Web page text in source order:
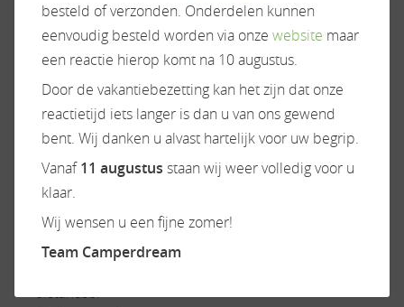
Onderstel/cabine
Achteruitrijcamera
Airbag(s)
Airco op motor
Audioinstallatie
Bestuurdersstoel hoogte
verstelbaar
Camera
afstandsb.
Radio/TV
Naviagtie
Televisiebeugel
besteld of verzonden. Onderdelen kunnen
eenvoudig besteld worden via onze website maar
een reactie hierop komt na 10 augustus.
Door de vakantiebezetting kan het zijn dat onze
reactietijd iets langer is dan u van ons gewend
bent. Wij danken u alvast hartelijk voor uw begrip.
Vanaf11 augustus staan wij weer volledig voor u
klaar.
Wij wensen u een fijne zomer!
Team Camperdream